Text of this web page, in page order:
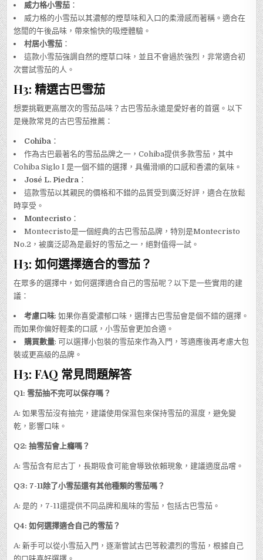
威力格小雪茄 ：
威力格的小雪茄以其濃郁的煙草味和入口的柔滑感而著稱。適合在
悠閒的午後品味，帶來愉快的吸煙體驗。
村居小雪茄 ：
這款小雪茄強調自然的煙草口味，並且不會過於強烈，非常適合初
次嘗試雪茄的人。
H3: 精選古巴雪茄
想要挑戰更高層次的雪茄品味？古巴雪茄永遠是愛好者的首選。以下
是幾款常見的古巴雪茄推薦：
Cohiba ：
作為古巴最著名的雪茄品牌之一，Cohiba提供多款雪茄，其中
Cohiba Siglo I 是一個不錯的選擇，具備滑順的口感和香濃的氣味。
José L. Piedra ：
這款雪茄以其親民的價格和不錯的品質受到廣泛好評，適合在放鬆
時享受。
Montecristo ：
Montecristo是一個經典的古巴雪茄品牌，特別是Montecristo
No.2，被廣泛認為是最好的雪茄之一，絕對值得一試。
H3: 如何選擇適合的雪茄？
在眾多的選擇中，如何選擇適合自己的雪茄呢？以下是一些實用的建
議：
考慮口味: 如果你喜愛濃郁口味，選擇古巴雪茄會是個不錯的選擇。
而如果你偏好輕柔的口感，小雪茄會更加合適。
購買數量: 可以選擇小包裝的雪茄來作為入門，等適應後再考慮大包
裝或更高級的品牌。
H3: FAQ 常見問題解答
Q1: 雪茄抽不完可以保存嗎？
A: 如果雪茄沒有抽完，建議使用保濕包來保持雪茄的濕度，避免變
乾，影響口味。
Q2: 抽雪茄會上癮嗎？
A: 雪茄含有尼古丁，長期吸食可能會導致依賴現象，建議適度品嚐。
Q3: 7-11除了小雪茄還有其他種類的雪茄嗎？
A: 是的，7-11還提供不同品牌和風味的雪茄，包括古巴雪茄。
Q4: 如何選擇適合自己的雪茄？
A: 新手可以從小雪茄入門，逐漸嘗試古巴等較濃烈的雪茄，根據自己